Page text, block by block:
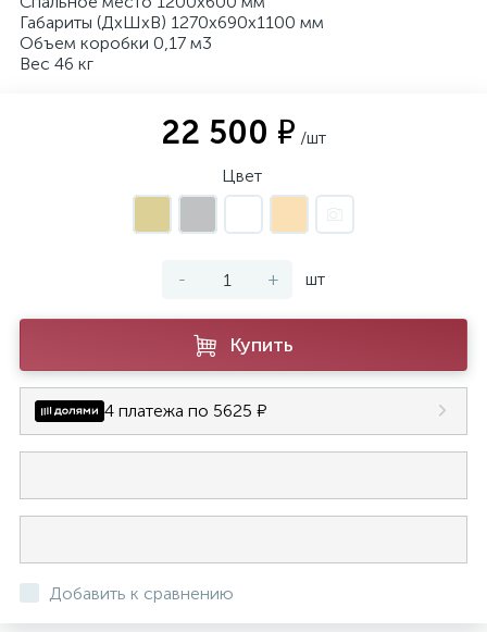
Габариты (ДхШхВ) 1270x690x1100 мм
Объем коробки 0,17 м3
Вес 46 кг
22 500 ₽ /шт
Цвет
- + шт
Купить
4 платежа по 5625 ₽
Добавить к сравнению